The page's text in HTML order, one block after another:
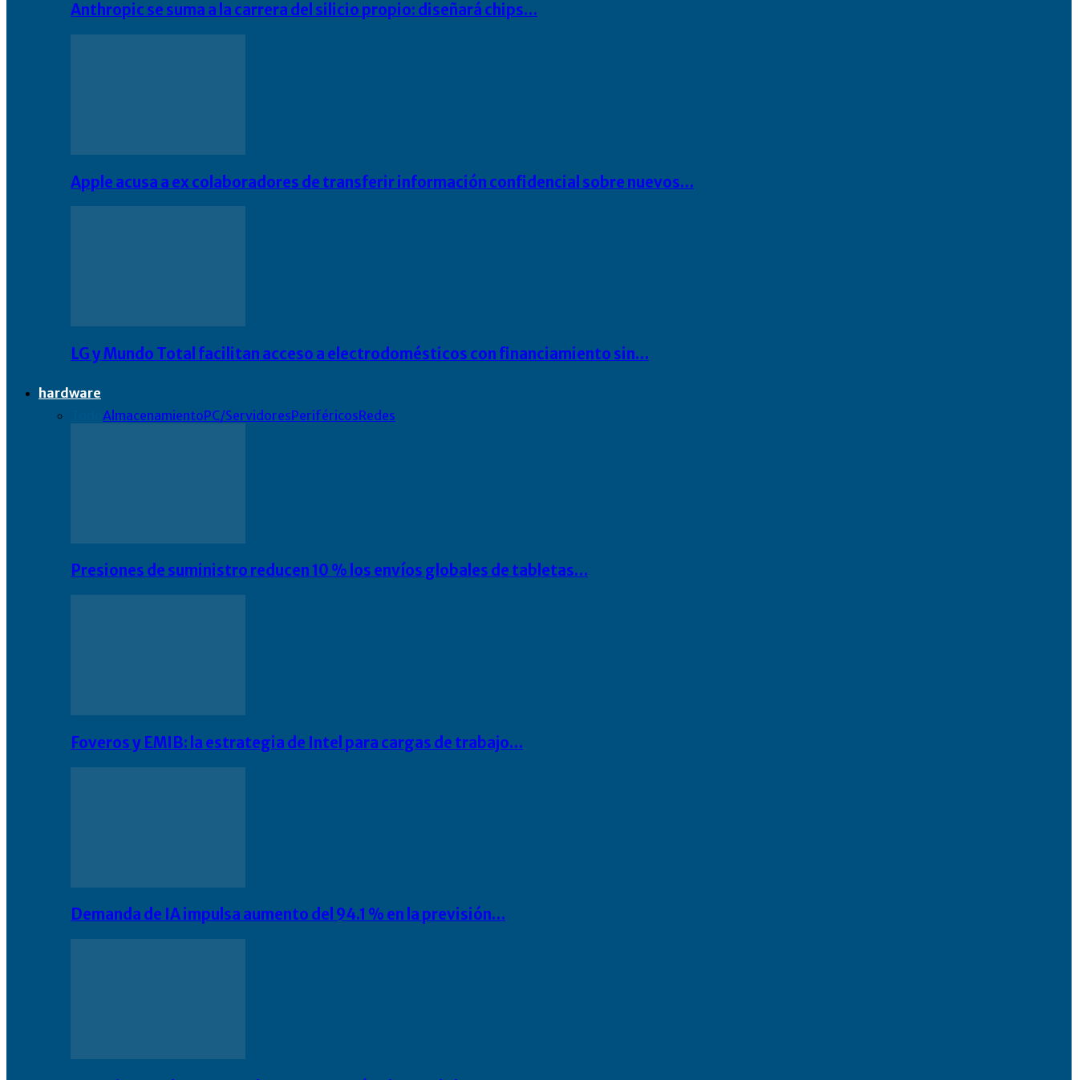
Anthropic se suma a la carrera del silicio propio: diseñará chips…
Apple acusa a ex colaboradores de transferir información confidencial sobre nuevos…
LG y Mundo Total facilitan acceso a electrodomésticos con financiamiento sin…
hardware
AlmacenamientoPC/ServidoresPeriféricosRedes
Presiones de suministro reducen 10 % los envíos globales de tabletas…
Foveros y EMIB: la estrategia de Intel para cargas de trabajo…
Demanda de IA impulsa aumento del 94.1 % en la previsión…